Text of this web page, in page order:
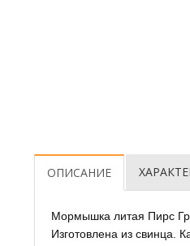
ОПИСАНИЕ
Мормышка литая Пирс
Изготовлена из свинца.